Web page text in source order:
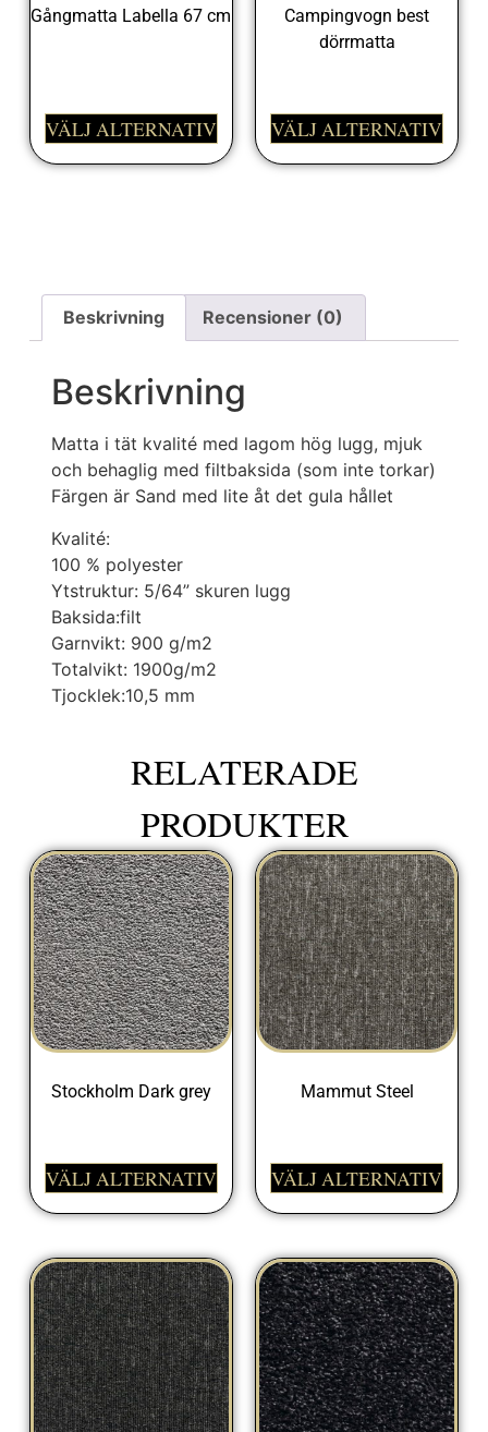
Gångmatta Labella 67 cm
VÄLJ ALTERNATIV
Campingvogn best
dörrmatta
VÄLJ ALTERNATIV
Stockholm Dark grey
VÄLJ ALTERNATIV
Mammut Steel
VÄLJ ALTERNATIV
Beskrivning Recensioner (0)
Beskrivning
Matta i tät kvalité med lagom hög lugg, mjuk
och behaglig med filtbaksida (som inte torkar)
Färgen är Sand med lite åt det gula hållet
Kvalité:
100 % polyester
Ytstruktur: 5/64” skuren lugg
Baksida:filt
Garnvikt: 900 g/m2
Totalvikt: 1900g/m2
Tjocklek:10,5 mm
RELATERADE
PRODUKTER